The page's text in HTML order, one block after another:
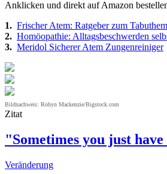
Anklicken und direkt auf Amazon
1. Frischer Atem: Ratgeber zum
2. Homöopathie: Alltagsbeschwerden
3. Meridol Sicherer Atem Zungenreiniger
Bildnachweis: Robyn Mackenzie/Bigstock.com
Zitat
"Sometimes you just
Veränderung